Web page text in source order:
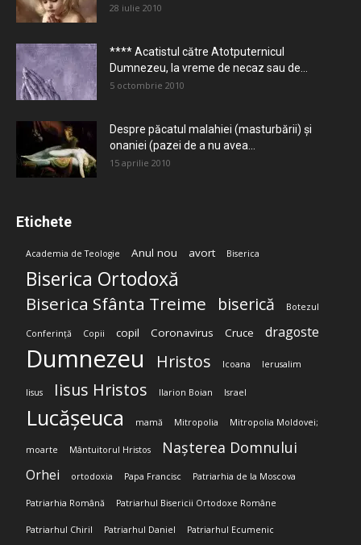
28 iulie 2010
**** Acatistul către Atotputernicul
Dumnezeu, la vreme de necaz sau de...
5 octombrie 2010
Despre păcatul malahiei (masturbării) şi
onaniei (pazei de a nu avea...
15 aprilie 2010
Etichete
Academia de Teologie Anul nou avort Biserica
Biserica Ortodoxă
Biserica Sfânta Treime biserică Botezul
Conferință Copii copil Coronavirus Cruce dragoste
Dumnezeu Hristos Icoana Ierusalim
Iisus Iisus Hristos Ilarion Boian Israel
Lucășeuca mamă Mitropolia Mitropolia Moldovei;
moarte Mântuitorul Hristos Nașterea Domnului
Orhei ortodoxia Papa Francisc Patriarhia de la Moscova
Patriarhia Română Patriarhul Bisericii Ortodoxe Române
Patriarhul Chiril Patriarhul Daniel Patriarhul Ecumenic